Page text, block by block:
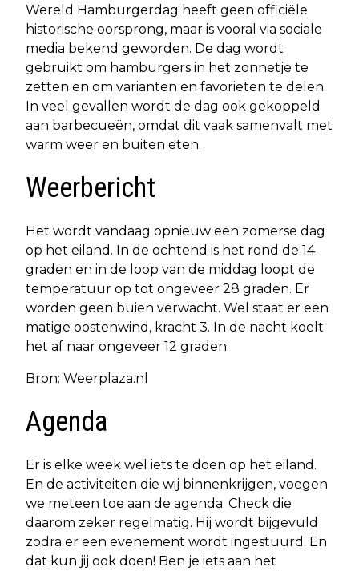
Wereld Hamburgerdag heeft geen officiële
historische oorsprong, maar is vooral via sociale
media bekend geworden. De dag wordt
gebruikt om hamburgers in het zonnetje te
zetten en om varianten en favorieten te delen.
In veel gevallen wordt de dag ook gekoppeld
aan barbecueën, omdat dit vaak samenvalt met
warm weer en buiten eten.
Weerbericht
Het wordt vandaag opnieuw een zomerse dag
op het eiland. In de ochtend is het rond de 14
graden en in de loop van de middag loopt de
temperatuur op tot ongeveer 28 graden. Er
worden geen buien verwacht. Wel staat er een
matige oostenwind, kracht 3. In de nacht koelt
het af naar ongeveer 12 graden.
Bron: Weerplaza.nl
Agenda
Er is elke week wel iets te doen op het eiland.
En de activiteiten die wij binnenkrijgen, voegen
we meteen toe aan de agenda. Check die
daarom zeker regelmatig. Hij wordt bijgevuld
zodra er een evenement wordt ingestuurd. En
dat kun jij ook doen! Ben je iets aan het